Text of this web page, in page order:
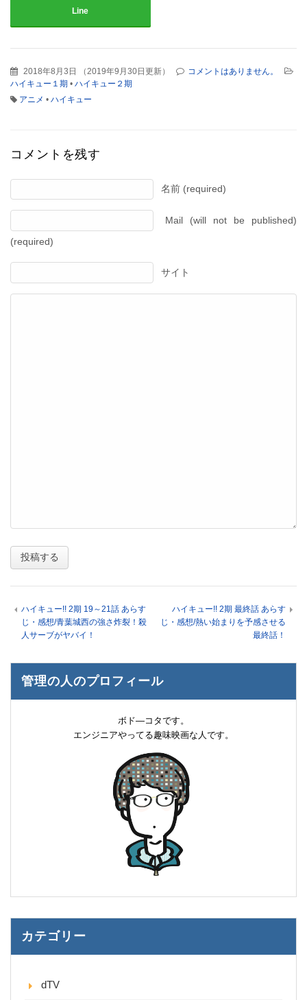
Line
2018年8月3日 （2019年9月30日更新）
コメントはありません。
ハイキュー１期 • ハイキュー２期
アニメ • ハイキュー
コメントを残す
名前 (required)
Mail (will not be published)
(required)
サイト
ハイキュー!! 2期 19～21話 あらす
じ・感想/青葉城西の強さ炸裂！殺
人サーブがヤバイ！
ハイキュー!! 2期 最終話 あらす
じ・感想/熱い始まりを予感させる
最終話！
管理の人のプロフィール
ボド―コタです。
エンジニアやってる趣味映画な人です。
カテゴリー
dTV